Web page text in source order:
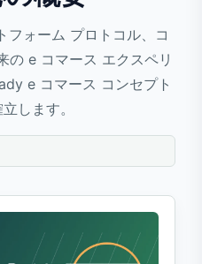
フォーム プロトコル、コ
の e コマース エクスペリ
e コマース コンセプト
します。